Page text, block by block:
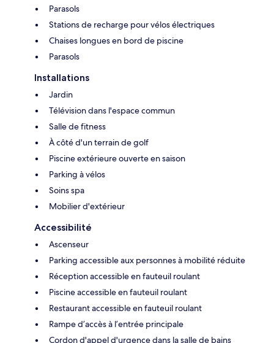
Parasols
Stations de recharge pour vélos électriques
Chaises longues en bord de piscine
Parasols
Installations
Jardin
Télévision dans l'espace commun
Salle de fitness
À côté d'un terrain de golf
Piscine extérieure ouverte en saison
Parking à vélos
Soins spa
Mobilier d'extérieur
Accessibilité
Ascenseur
Parking accessible aux personnes à mobilité réduite
Réception accessible en fauteuil roulant
Piscine accessible en fauteuil roulant
Restaurant accessible en fauteuil roulant
Rampe d’accès à l’entrée principale
Cordon d'appel d'urgence dans la salle de bains